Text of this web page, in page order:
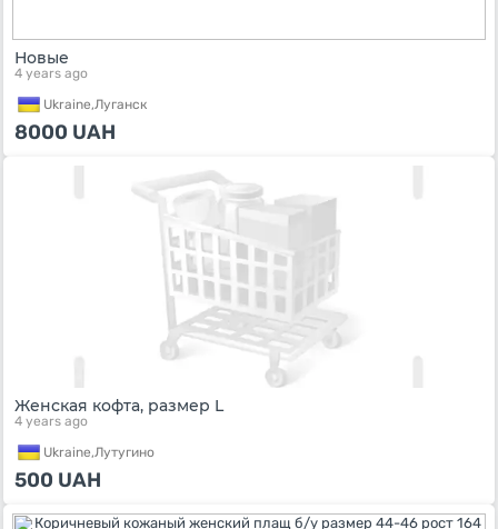
Новые
4 years ago
Ukraine,Луганск
8000 UAH
Женская кофта, размер L
4 years ago
Ukraine,Лутугино
500 UAH